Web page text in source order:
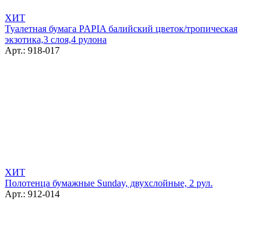
ХИТ
Туалетная бумага PAPIA балийский цветок/тропическая
экзотика,3 слоя,4 рулона
Арт.: 918-017
ХИТ
Полотенца бумажные Sunday, двухслойные, 2 рул.
Арт.: 912-014